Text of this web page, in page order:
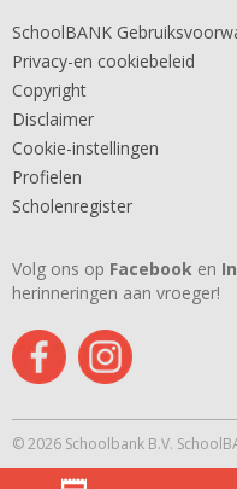
SchoolBANK
Privacy-en cookiebeleid
Copyright
Disclaimer
Cookie-instellingen
Profielen
Scholenregister
Volg ons op Facebook en
herinneringen aan vroeger!
© 2026 Schoolbank B.V.